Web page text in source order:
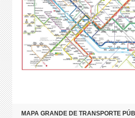
MAPA GRANDE DE TRANSPORTE